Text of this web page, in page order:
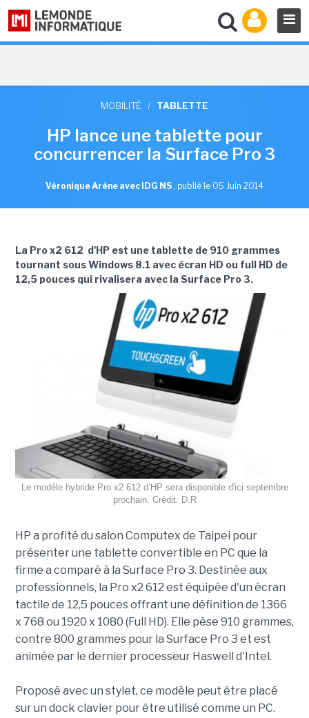
MOBILITÉ / TABLETTE
HP lance une tablette pour
concurrencer la Surface Pro 3
Véronique Arène avec IDG NS , publié le 05 Juin 2014
La Pro x2 612 d'HP est une tablette de 910 grammes
tournant sous Windows 8.1 avec écran HD ou full HD de
12,5 pouces qui rivalisera avec la Surface Pro 3.
Le modèle hybride Pro x2 612 d’HP sera disponible d'ici septembre
prochain. Crédit: D.R
HP a profité du salon Computex de Taipei pour
présenter une tablette convertible en PC que la
firme a comparé à la Surface Pro 3. Destinée aux
professionnels, la Pro x2 612 est équipée d'un écran
tactile de 12,5 pouces offrant une définition de 1366
x 768 ou 1920 x 1080 (Full HD). Elle pèse 910 grammes,
contre 800 grammes pour la Surface Pro 3 et est
animée par le dernier processeur Haswell d'Intel.
Proposé avec un stylet, ce modèle peut être placé
sur un dock clavier pour être utilisé comme un PC.